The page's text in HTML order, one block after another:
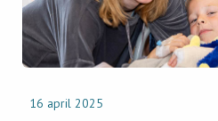
16 april 2025
de
zorggegevens
van
kind